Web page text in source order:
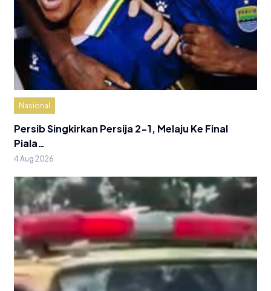
Nasional
Persib Singkirkan Persija 2-1, Melaju Ke Final
Piala…
4 Aug 2026